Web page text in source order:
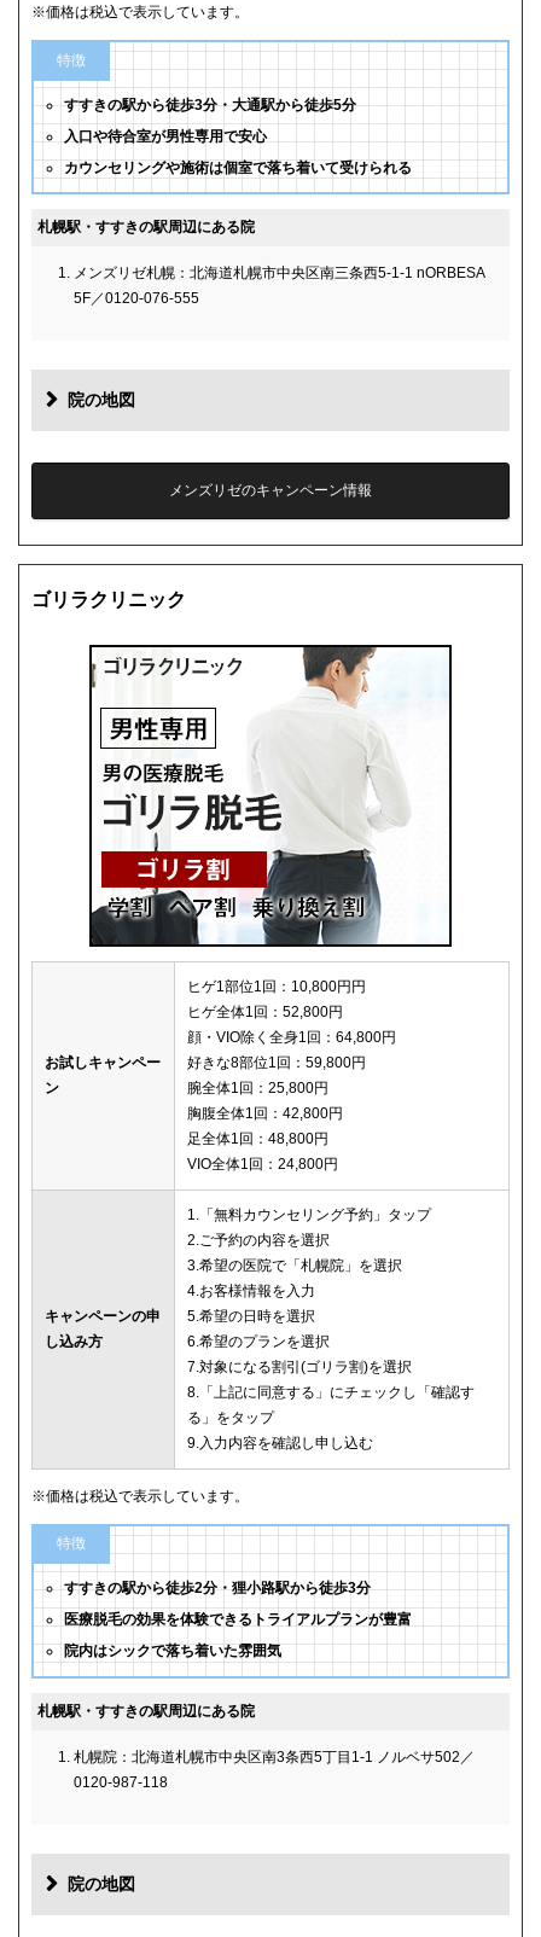
※価格は税込で表示しています。
特徴
すすきの駅から徒歩3分・大通駅から徒歩5分
入口や待合室が男性専用で安心
カウンセリングや施術は個室で落ち着いて受けられる
札幌駅・すすきの駅周辺にある院
メンズリゼ札幌：北海道札幌市中央区南三条西5-1-1 nORBESA
5F／0120-076-555
院の地図
メンズリゼのキャンペーン情報
ゴリラクリニック
お試しキャンペー
ン
ヒゲ1部位1回：10,800円円
ヒゲ全体1回：52,800円
顔・VIO除く全身1回：64,800円
好きな8部位1回：59,800円
腕全体1回：25,800円
胸腹全体1回：42,800円
足全体1回：48,800円
VIO全体1回：24,800円
キャンペーンの申
し込み方
1.「無料カウンセリング予約」タップ
2.ご予約の内容を選択
3.希望の医院で「札幌院」を選択
4.お客様情報を入力
5.希望の日時を選択
6.希望のプランを選択
7.対象になる割引(ゴリラ割)を選択
8.「上記に同意する」にチェックし「確認す
る」をタップ
9.入力内容を確認し申し込む
※価格は税込で表示しています。
特徴
すすきの駅から徒歩2分・狸小路駅から徒歩3分
医療脱毛の効果を体験できるトライアルプランが豊富
院内はシックで落ち着いた雰囲気
札幌駅・すすきの駅周辺にある院
札幌院：北海道札幌市中央区南3条西5丁目1-1 ノルベサ502／
0120-987-118
院の地図